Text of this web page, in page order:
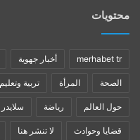
محتويات
merhabet tr أخبار جهوية
الصحة المرأة تربية وتعليم
حول العالم رياضة سلايدر
قضايا وحوادث لا تنشر هنا